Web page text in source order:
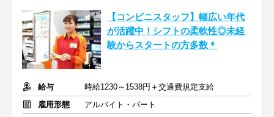
【コンビニスタッフ】幅広い年代
が活躍中！シフトの柔軟性◎未経
験からスタートの方多数＊
給与
時給1230～1538円＋交通費規定支給
雇用形態
アルバイト・パート